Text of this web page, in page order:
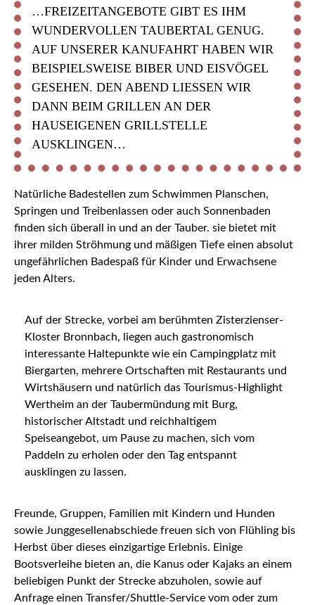
…FREIZEITANGEBOTE GIBT ES IHM
WUNDERVOLLEN TAUBERTAL GENUG.
AUF UNSERER KANUFAHRT HABEN WIR
BEISPIELSWEISE BIBER UND EISVÖGEL
GESEHEN. DEN ABEND LIESSEN WIR D
ANN BEIM GRILLEN AN DER H
AUSEIGENEN GRILLSTELLE A
USKLINGEN…
Natürliche Badestellen zum Schwimmen Planschen,
Springen und Treibenlassen oder auch Sonnenbaden
finden sich überall in und an der Tauber. sie bietet mit
ihrer milden Ströhmung und mäßigen Tiefe einen absolut
ungefährlichen Badespaß für Kinder und Erwachsene
jeden Alters.
Auf der Strecke, vorbei am berühmten Zisterzienser-
Kloster Bronnbach, liegen auch gastronomisch
interessante Haltepunkte wie ein Campingplatz mit
Biergarten, mehrere Ortschaften mit Restaurants und
Wirtshäusern und natürlich das Tourismus-Highlight
Wertheim an der Taubermündung mit Burg,
historischer Altstadt und reichhaltigem
Speiseangebot, um Pause zu machen, sich vom
Paddeln zu erholen oder den Tag entspannt
ausklingen zu lassen.
Freunde, Gruppen, Familien mit Kindern und Hunden
sowie Junggesellenabschiede freuen sich von Flühling bis
Herbst über dieses einzigartige Erlebnis. Einige
Bootsverleihe bieten an, die Kanus oder Kajaks an einem
beliebigen Punkt der Strecke abzuholen, sowie auf
Anfrage einen Transfer/Shuttle-Service vom oder zum